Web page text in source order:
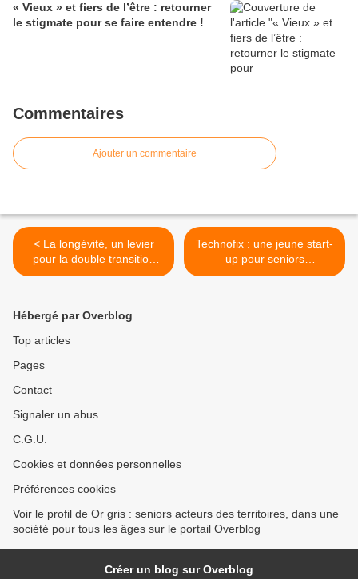
« Vieux » et fiers de l’être : retourner
le stigmate pour se faire entendre !
Commentaires
Ajouter un commentaire
< La longévité, un levier
pour la double transition
énergétique et
Technofix : une jeune start-
up pour seniors
technophobes >
Hébergé par Overblog
Top articles
Pages
Contact
Signaler un abus
C.G.U.
Cookies et données personnelles
Préférences cookies
Voir le profil de Or gris : seniors acteurs des territoires, dans une
société pour tous les âges sur le portail Overblog
Créer un blog sur Overblog